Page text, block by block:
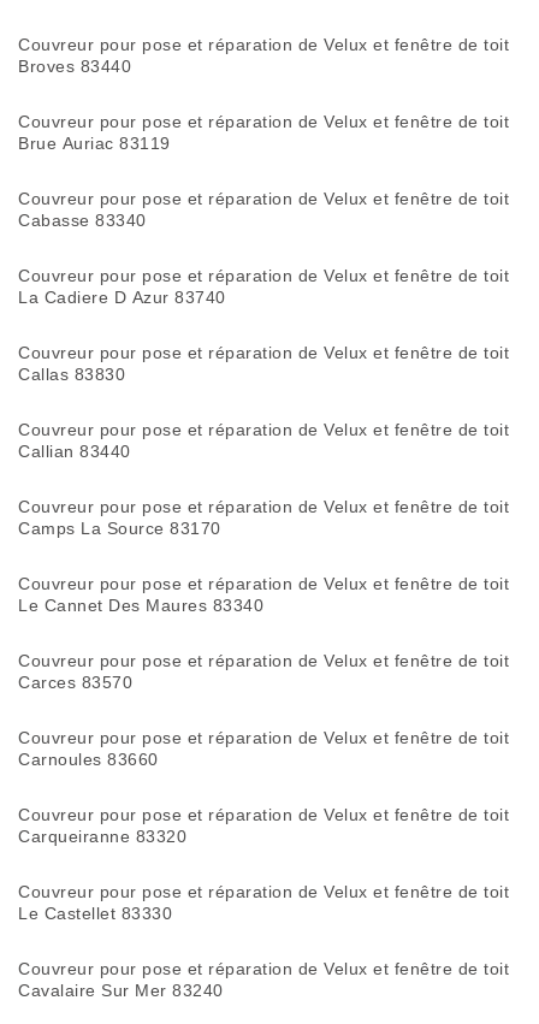
Couvreur pour pose et réparation de Velux et fenêtre de toit
Broves 83440
Couvreur pour pose et réparation de Velux et fenêtre de toit
Brue Auriac 83119
Couvreur pour pose et réparation de Velux et fenêtre de toit
Cabasse 83340
Couvreur pour pose et réparation de Velux et fenêtre de toit
La Cadiere D Azur 83740
Couvreur pour pose et réparation de Velux et fenêtre de toit
Callas 83830
Couvreur pour pose et réparation de Velux et fenêtre de toit
Callian 83440
Couvreur pour pose et réparation de Velux et fenêtre de toit
Camps La Source 83170
Couvreur pour pose et réparation de Velux et fenêtre de toit
Le Cannet Des Maures 83340
Couvreur pour pose et réparation de Velux et fenêtre de toit
Carces 83570
Couvreur pour pose et réparation de Velux et fenêtre de toit
Carnoules 83660
Couvreur pour pose et réparation de Velux et fenêtre de toit
Carqueiranne 83320
Couvreur pour pose et réparation de Velux et fenêtre de toit
Le Castellet 83330
Couvreur pour pose et réparation de Velux et fenêtre de toit
Cavalaire Sur Mer 83240